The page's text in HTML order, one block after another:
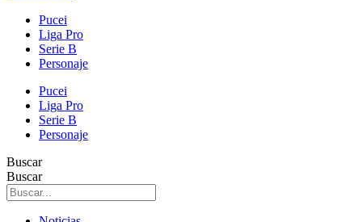
Pucei
Liga Pro
Serie B
Personaje
Pucei
Liga Pro
Serie B
Personaje
Buscar
Buscar